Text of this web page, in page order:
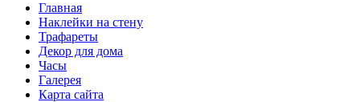
Главная
Наклейки на стену
Трафареты
Декор для дома
Часы
Галерея
Карта сайта